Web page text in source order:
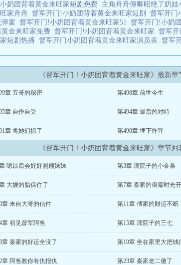
奶团背着黄金来旺家短剧免费 主角舟舟傅卿昭绝了奶
家舟舟 督军开门!小奶团背着黄金来旺家短剧 督军开门
弹窗 督军开门!小奶团背着黄金来旺家51 督军开门!小奶
金来旺家免费 督军开门!小奶团背着黄金来旺家 督军
短剧热播 督军开门小奶团背着黄金来旺家演员表 督军
《督军开门！小奶团背着黄金来旺家》最新章
章 五哥的秘密 第498章 前世今生
章 自作自受 第494章 最后的对峙
章 将她们抓了 第490章 埋下炸弹
《督军开门！小奶团背着黄金来旺家》章节列
嗯以后会好好照顾妹妹 第3章 满院子的小金条
大嫂的胎保住了 第7章 秦家的倒霉时光
章 来自大哥的信件 第11章 傅家的财运不断
章 初见督军阿爸 第15章 满院子的三七
章 秦家的好运全没了 第19章 坐在家里大把钱
章 阿爸教你有仇报仇 第23章 秦家老二傻了